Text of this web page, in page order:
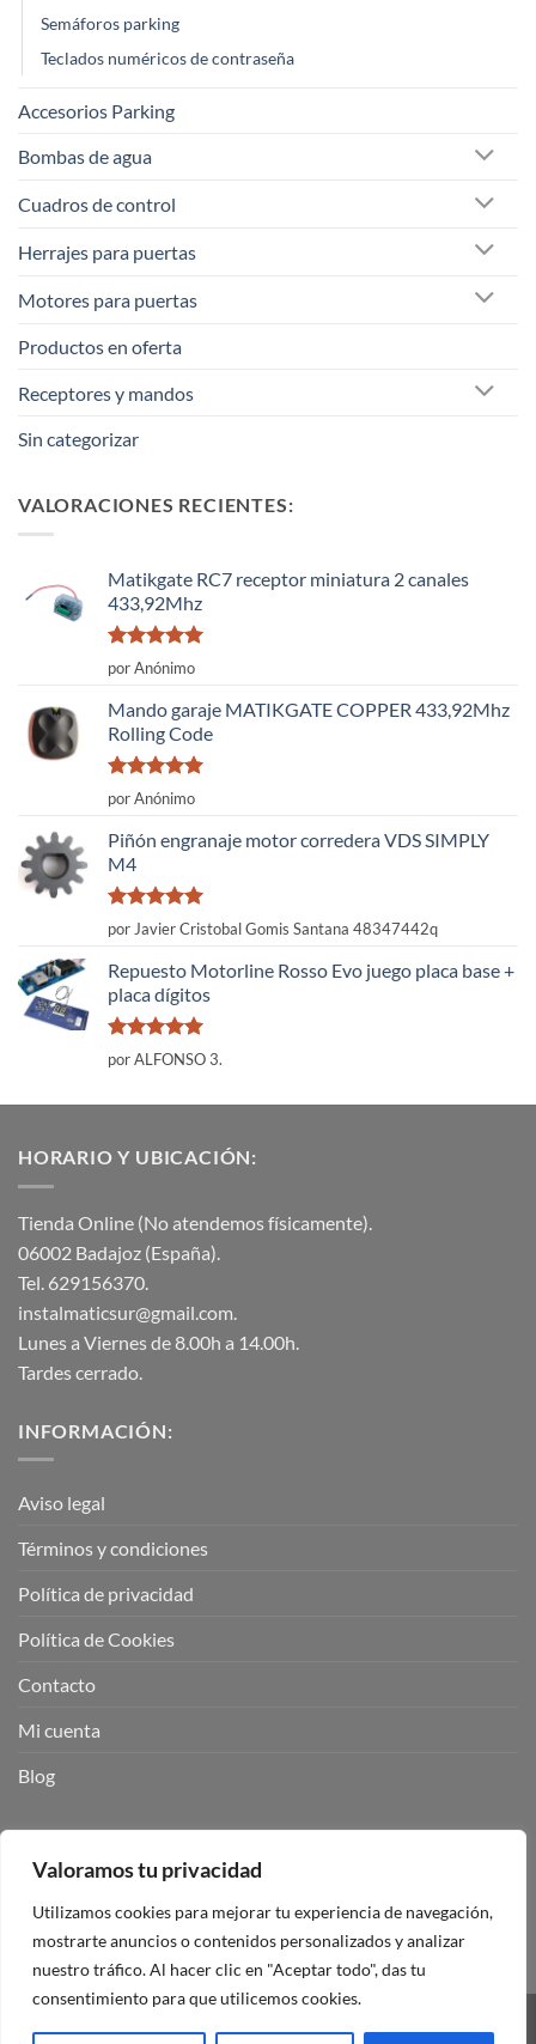
Valoramos tu privacidad
Utilizamos cookies para mejorar tu experiencia de navegación,
mostrarte anuncios o contenidos personalizados y analizar
nuestro tráfico. Al hacer clic en "Aceptar todo", das tu
consentimiento para que utilicemos cookies.
Semáforos parking
Teclados numéricos de contraseña
Accesorios Parking
Bombas de agua
Cuadros de control
Herrajes para puertas
Motores para puertas
Productos en oferta
Receptores y mandos
Sin categorizar
VALORACIONES RECIENTES:
Matikgate RC7 receptor miniatura 2 canales
433,92Mhz
Valorado
con
por Anónimo
Mando garaje MATIKGATE COPPER 433,92Mhz
Rolling Code
Valorado
con
por Anónimo
Piñón engranaje motor corredera VDS SIMPLY
M4
Valorado
con
por Javier Cristobal Gomis Santana 48347442q
Repuesto Motorline Rosso Evo juego placa base +
placa dígitos
Valorado
con
por ALFONSO 3.
HORARIO Y UBICACIÓN:
Tienda Online (No atendemos físicamente).
06002 Badajoz (España).
Tel. 629156370.
instalmaticsur@gmail.com.
Lunes a Viernes de 8.00h a 14.00h.
Tardes cerrado.
INFORMACIÓN:
Aviso legal
Términos y condiciones
Política de privacidad
Política de Cookies
Contacto
Mi cuenta
Blog
Visa PayPal Stripe MasterCard